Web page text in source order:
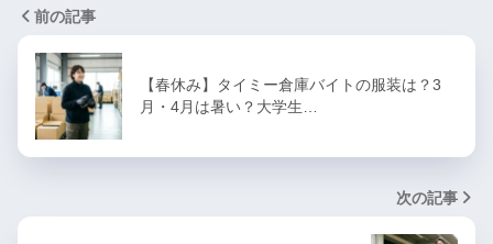
前の記事
【春休み】タイミー倉庫バイトの服装は？3
月・4月は暑い？大学生…
次の記事